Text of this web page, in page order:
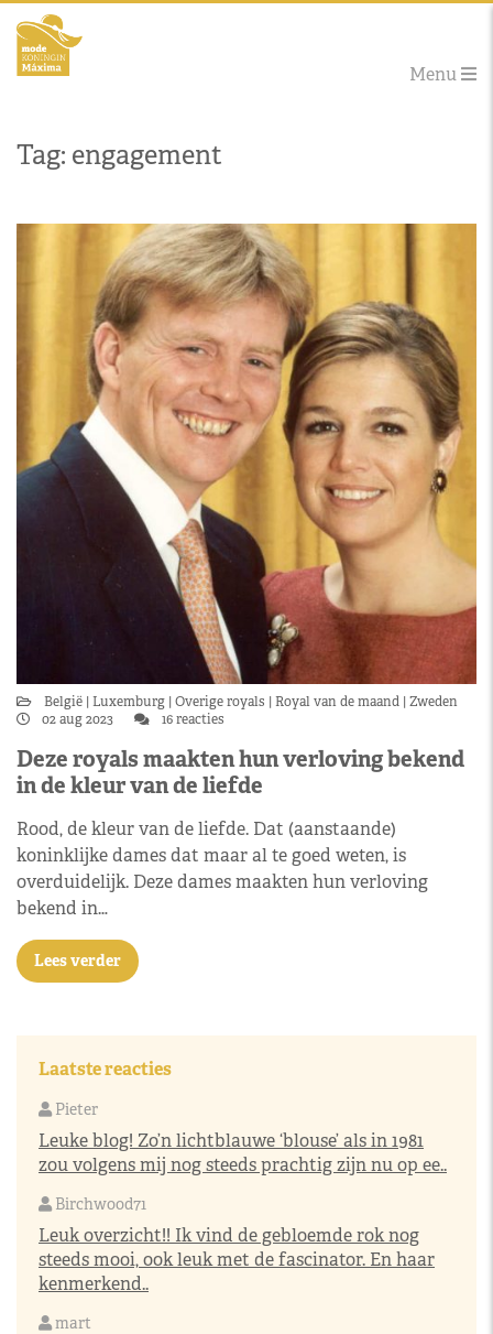
Menu
Tag: engagement
België Luxemburg Overige royals Royal van de maand Zweden
02 aug 2023
16 reacties
Deze royals maakten hun verloving bekend
in de kleur van de liefde
Rood, de kleur van de liefde. Dat (aanstaande)
koninklijke dames dat maar al te goed weten, is
overduidelijk. Deze dames maakten hun verloving
bekend in…
Lees verder
Laatste reacties
Pieter
Leuke blog! Zo’n lichtblauwe ‘blouse’ als in 1981
zou volgens mij nog steeds prachtig zijn nu op ee..
Birchwood71
Leuk overzicht!! Ik vind de gebloemde rok nog
steeds mooi, ook leuk met de fascinator. En haar
kenmerkend..
mart